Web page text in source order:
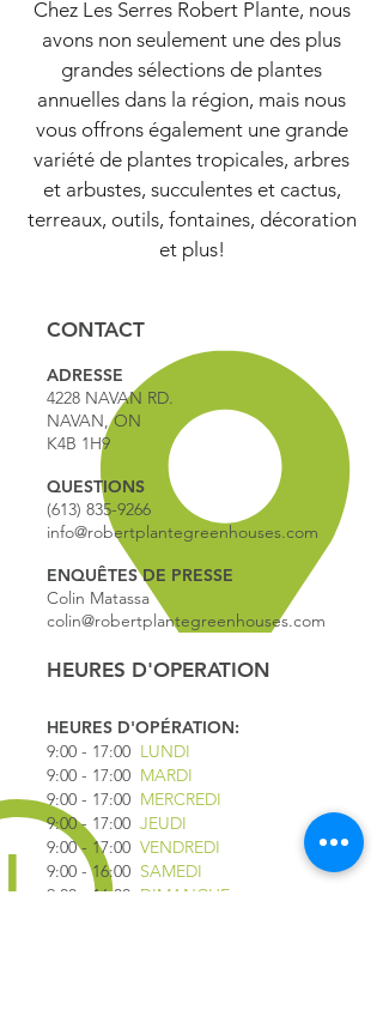
Chez Les Serres Robert Plante, nous
avons non seulement une des plus
grandes sélections de plantes
annuelles dans la région, mais nous
vous offrons également une grande
variété de plantes tropicales, arbres
et arbustes, succulentes et cactus,
terreaux, outils, fontaines, décoration
et plus!
CONTACT
ADRESSE
4228 NAVAN RD.
NAVAN, ON
K4B 1H9
QUESTIONS
(613) 835-9266
info@robertplantegreenhouses.com
ENQUÊTES DE PRESSE
Colin Matassa
colin@robertplantegreenhouses.com
HEURES D'OPERATION
HEURES D'OPÉRATION:
9:00 - 17:00 LUNDI
9:00 - 17:00 MARDI
9:00 - 17:00 MERCREDI
9:00 - 17:00 JEUDI
9:00 - 17:00 VENDREDI
9:00 - 16:00 SAMEDI
9:00 - 16:00 DIMANCHE